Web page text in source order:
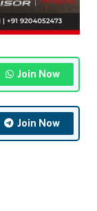
Join Now
Join Now